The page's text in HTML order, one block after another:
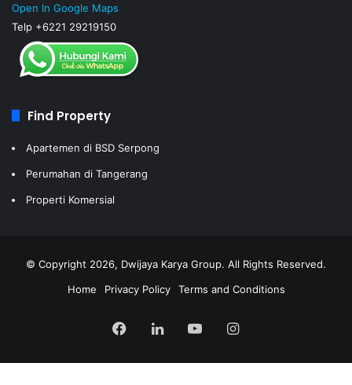
Open In Google Maps
Telp +6221 29219150
Find Property
Apartemen di BSD Serpong
Perumahan di Tangerang
Properti Komersial
© Copyright 2026, Dwijaya Karya Group. All Rights Reserved.
Home
Privacy Policy Terms and Conditions